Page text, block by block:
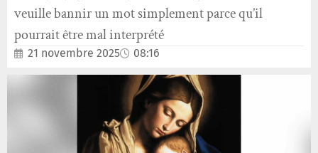
veuille bannir un mot simplement parce qu’il
pourrait être mal interprété
21 novembre 2025 08:16